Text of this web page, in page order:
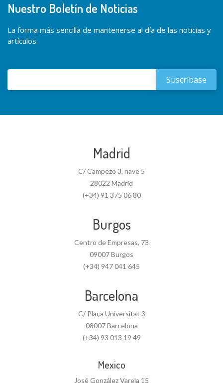
Nuestro Boletín de Noticias
La forma más sencilla de mantenerse al día de las noticias y
artículos.
Madrid
C/ Campezo 3, nave 5
28022 Madrid
(+34) 91 375 06 80
Burgos
Centro de Empresas, 73
09007 Burgos
(+34) 947 041 645
Barcelona
C/ Plaça Universitat 3
08007 Barcelona
(+34) 93 013 19 49
Mexico
José González Varela 15